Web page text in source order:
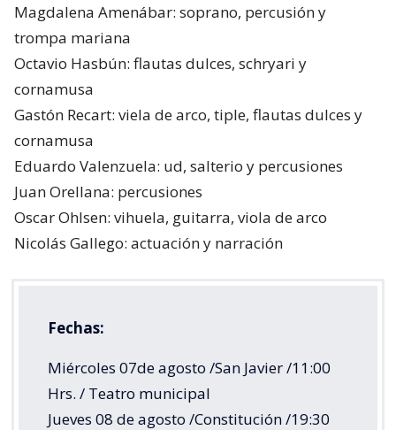
Magdalena Amenábar: soprano, percusión y
trompa mariana
Octavio Hasbún: flautas dulces, schryari y
cornamusa
Gastón Recart: viela de arco, tiple, flautas dulces y
cornamusa
Eduardo Valenzuela: ud, salterio y percusiones
Juan Orellana: percusiones
Oscar Ohlsen: vihuela, guitarra, viola de arco
Nicolás Gallego: actuación y narración
Fechas:
Miércoles 07de agosto /San Javier /11:00
Hrs. / Teatro municipal
Jueves 08 de agosto /Constitución /19:30